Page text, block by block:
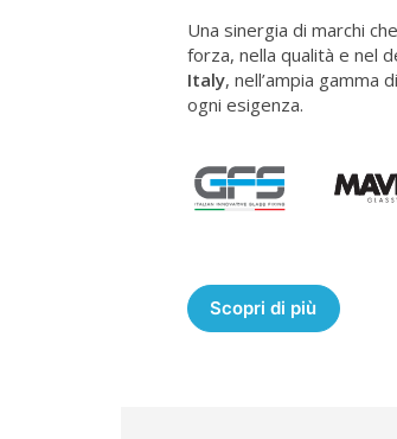
Una sinergia di marchi
forza, nella qualità e nel
Italy, nell’ampia gamma
ogni esigenza.
Scopri di più